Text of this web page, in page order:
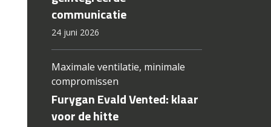
communicatie
24 juni 2026
Maximale ventilatie, minimale
compromissen
Furygan Evald Vented: klaar
voor de hitte